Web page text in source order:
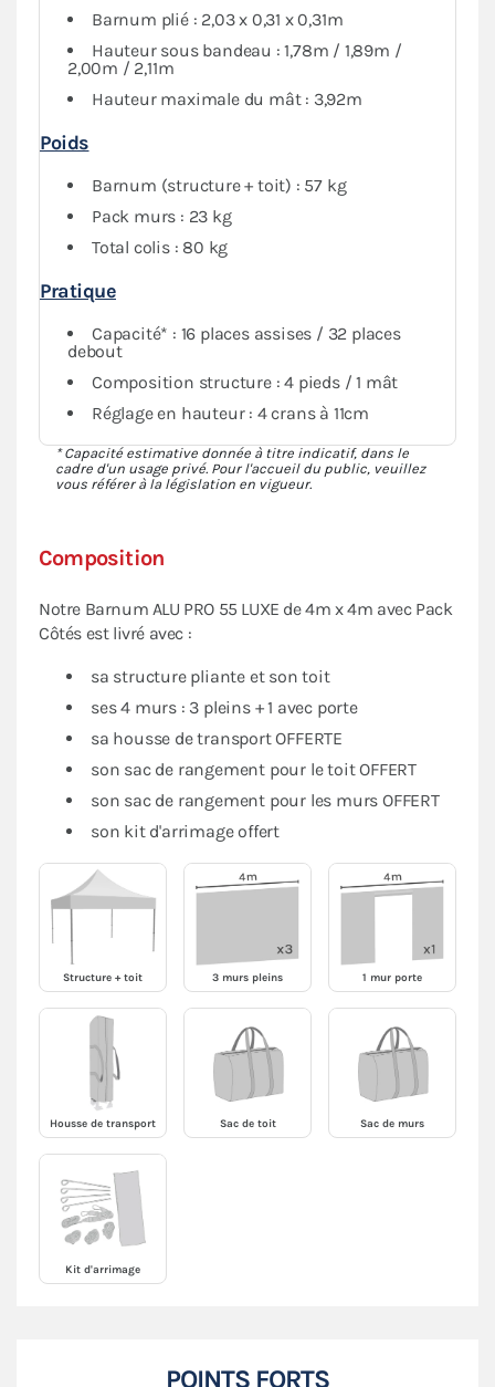
vous assure une protection maximale contre les
conditions météorologiques. Vous avez aussi la
possibilité de fermer intégralement votre espace si
nécessaire.
Composition
Notre Barnum ALU PRO 55 LUXE de 4m x 4m avec Pack
Côtés est livré avec :
sa structure pliante et son toit
ses 4 murs : 3 pleins + 1 avec porte
sa housse de transport OFFERTE
son sac de rangement pour le toit OFFERT
son sac de rangement pour les murs OFFERT
son kit d'arrimage offert
Structure + toit 3 murs pleins 1 mur porte
Housse de transport Sac de toit Sac de murs
Kit d'arrimage
Barnum plié : 2,03 x 0,31 x 0,31m
Hauteur sous bandeau : 1,78m / 1,89m /
2,00m / 2,11m
Hauteur maximale du mât : 3,92m
Poids
Barnum (structure + toit) : 57 kg
Pack murs : 23 kg
Total colis : 80 kg
Pratique
Capacité* : 16 places assises / 32 places
debout
Composition structure : 4 pieds / 1 mât
Réglage en hauteur : 4 crans à 11cm
* Capacité estimative donnée à titre indicatif, dans le
cadre d'un usage privé. Pour l'accueil du public, veuillez
vous référer à la législation en vigueur.
POINTS FORTS